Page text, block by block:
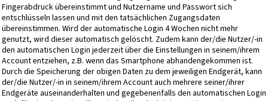
Fingerabdruck übereinstimmt und Nutzername und Passwort sich
entschlüsseln lassen und mit den tatsächlichen Zugangsdaten
übereinstimmen. Wird der automatische Login 4 Wochen nicht mehr
genutzt, wird dieser automatisch gelöscht. Zudem kann der/die Nutzer/-in
den automatischen Login jederzeit über die Einstellungen in seinem/ihrem
Account entziehen, z.B. wenn das Smartphone abhandengekommen ist.
Durch die Speicherung der obigen Daten zu dem jeweiligen Endgerät, kann
der/die Nutzer/-in in seinem/ihrem Account auch mehrere seiner/ihrer
Endgeräte auseinanderhalten und gegebenenfalls den automatischen Login